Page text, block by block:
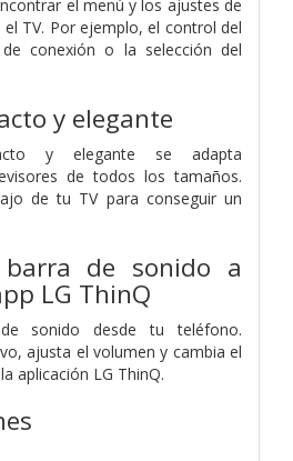
el menú y los ajustes de
TV. Por ejemplo, el control del
conexión o la selección del
y elegante
y elegante se adapta
de todos los tamaños.
de tu TV para conseguir un
de sonido a
LG ThinQ
sonido desde tu teléfono.
ajusta el volumen y cambia el
aplicación LG ThinQ.